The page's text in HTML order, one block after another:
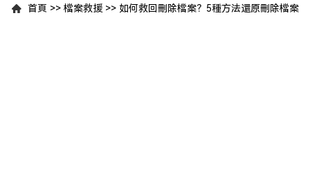
首頁 >> 檔案救援 >> 如何救回刪除檔案？5種方法還原刪除檔案